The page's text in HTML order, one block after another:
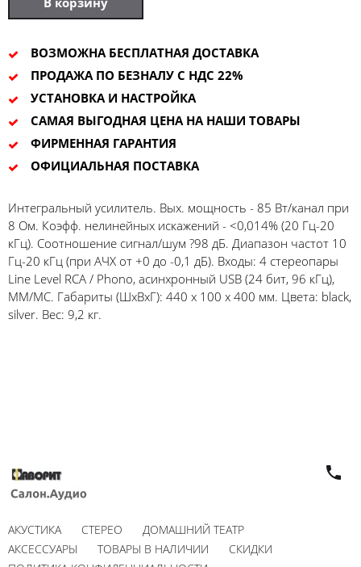
ВОЗМОЖНА БЕСПЛАТНАЯ ДОСТАВКА
ПРОДАЖА ПО БЕЗНАЛУ С НДС 22%
УСТАНОВКА И НАСТРОЙКА
САМАЯ ВЫГОДНАЯ ЦЕНА НА НАШИ ТОВАРЫ
ФИРМЕННАЯ ГАРАНТИЯ
ОФИЦИАЛЬНАЯ ПОСТАВКА
Интегральный усилитель. Вых. мощность - 85 Вт/канал при
8 Ом. Коэфф. нелинейных искажений - <0,014% (20 Гц-20
кГц). Соотношение сигнал/шум ?98 дБ. Диапазон частот 10
Гц-20 кГц (при АЧХ от +0 до -0,1 дБ). Входы: 4 стереопары
Line Level RCA / Phono, асинхронный USB (24 бит, 96 кГц),
ММ/MC. Габариты (ШхВхГ): 440 х 100 х 400 мм. Цвета: black,
silver. Вес: 9,2 кг.
АКУСТИКА СТЕРЕО
ДОМАШНИЙ ТЕАТР
АКСЕССУАРЫ
ТОВАРЫ В НАЛИЧИИ
СКИДКИ